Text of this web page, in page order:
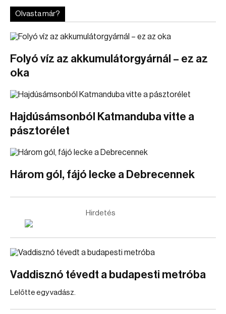
Olvasta már?
Folyó víz az akkumulátorgyárnál – ez az
oka
Hajdúsámsonból Katmanduba vitte a
pásztorélet
Három gól, fájó lecke a Debrecennek
Hirdetés
Vaddisznó tévedt a budapesti metróba
Lelőtte egy vadász.